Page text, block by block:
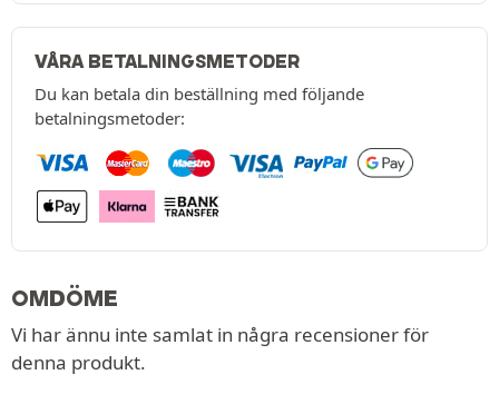
VÅRA BETALNINGSMETODER
Du kan betala din beställning med följande
betalningsmetoder:
OMDÖME
Vi har ännu inte samlat in några recensioner för
denna produkt.